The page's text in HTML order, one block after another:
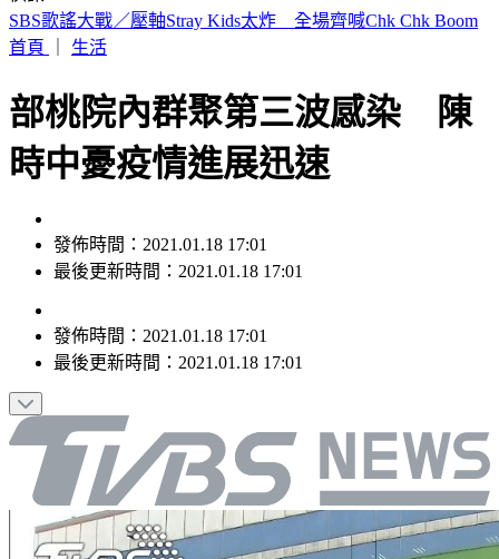
被封國民黨「最強母雞」！對比蔣萬安 盧秀燕拚輔選回應了
首頁
生活
部桃院內群聚第三波感染 陳
時中憂疫情進展迅速
發佈時間：2021.01.18 17:01
最後更新時間：2021.01.18 17:01
發佈時間： 2021.01.18 17:01
最後更新時間： 2021.01.18 17:01